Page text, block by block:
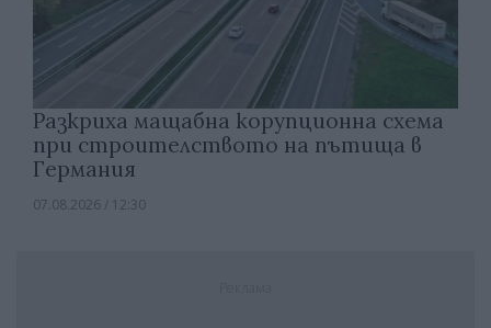
Разкриха мащабна корупционна схема
при строителството на пътища в
Германия
07.08.2026 / 12:30